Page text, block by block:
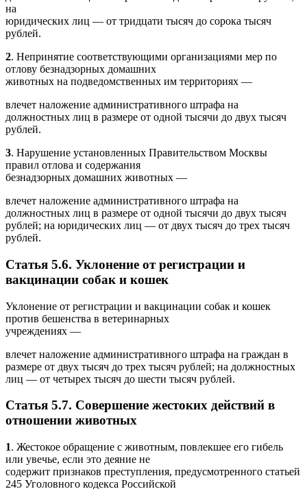
на
юридических лиц — от тридцати тысяч до сорока тысяч
рублей.
2. Непринятие соответствующими организациями мер по
отлову безнадзорных домашних
животных на подведомственных им территориях —
влечет наложение административного штрафа на
должностных лиц в размере от одной тысячи до двух тысяч
рублей.
3. Нарушение установленных Правительством Москвы
правил отлова и содержания
безнадзорных домашних животных —
влечет наложение административного штрафа на
должностных лиц в размере от одной тысячи до двух тысяч
рублей; на юридических лиц — от двух тысяч до трех тысяч
рублей.
Статья 5.6. Уклонение от регистрации и
вакцинации собак и кошек
Уклонение от регистрации и вакцинации собак и кошек
против бешенства в ветеринарных
учреждениях —
влечет наложение административного штрафа на граждан в
размере от двух тысяч до трех тысяч рублей; на должностных
лиц — от четырех тысяч до шести тысяч рублей.
Статья 5.7. Совершение жестоких действий в
отношении животных
1. Жестокое обращение с животным, повлекшее его гибель
или увечье, если это деяние не
содержит признаков преступления, предусмотренного статьей
245 Уголовного кодекса Российской